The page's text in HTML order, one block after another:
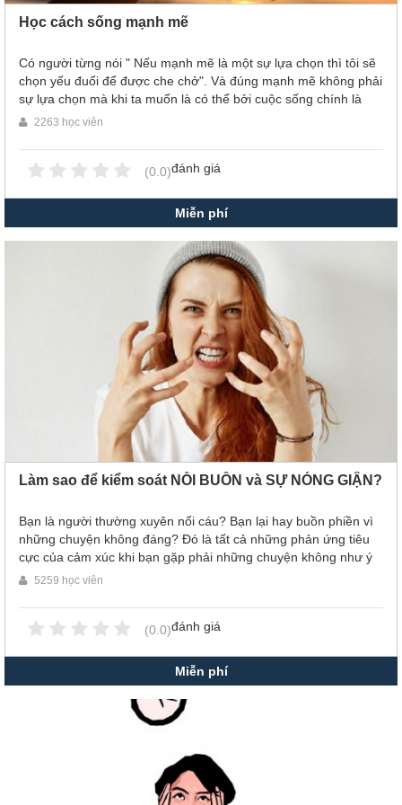
Học cách sống mạnh mẽ
Có người từng nói " Nếu mạnh mẽ là một sự lựa chọn thì tôi sẽ
chọn yếu đuối để được che chở". Và đúng mạnh mẽ không phải
sự lựa chọn mà khi ta muốn là có thể bởi cuộc sống chính là
một chuỗi những nghịch cảnh. Để vượt qua những nghịch cảnh
với nó để làm cho uộc sống của mình tốt đẹp hơn. Nhưng phải
mạnh mẽ như thế nào và mạnh mẽ đúng lúc là điều mà mỗi
Hãy cứ dũng cảm và tìm cho mình những bài học phù hợp để
cs thể đương đầu với mọi khó khăn, thử thách.
2263 học viên
(0.0)đánh giá
Miễn phí
Làm sao để kiểm soát NỖI BUỒN và SỰ NÓNG GIẬN?
Bạn là người thường xuyên nổi cáu? Bạn lại hay buồn phiền vì
những chuyện không đáng? Đó là tất cả những phản ứng tiêu
cực của cảm xúc khi bạn gặp phải những chuyện không như ý
muốn của mình. Vậy thì còn chần chờ gì mà không ấn vào xem
hoàn toàn những cảm xúc tệ hại bạn đnag có. Nhưng tôi tin nó
sẽ như một liều thuốc giúp bạn tìm ra cách để chế ngự cảm xúc
5259 học viên
(0.0)đánh giá
Miễn phí